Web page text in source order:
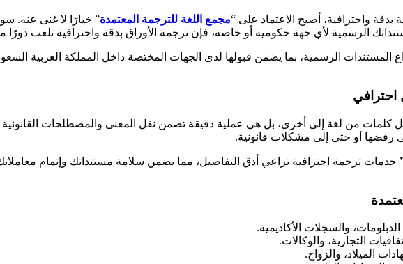
بدقة واحترافية، أصبح الاعتماد على “مجمع اللغة للترجمة المعتمدة” خيارًا لا غنى عنه.
الرسمية لأي جهة حكومية أو خاصة، فإن ترجمة الأوراق بدقة واحترافية تلعب دورًا
الرسمية، بما يضمن قبولها لدى الجهات المختصة داخل المملكة العربية
احترافي
كلمات من لغة إلى أخرى، بل هي عملية دقيقة تضمن نقل المعنى والمصطلحات
رفضها أو حتى إلى مشكلات قانونية.
خدمات ترجمة احترافية تراعي أدق التفاصيل، مما يضمن سلامة مستنداتك وإتمام
والسجلات الأكاديمية.
التجارية، والوكالات.
الميلاد، والزواج.